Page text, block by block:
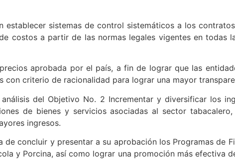
establecer sistemas de control sistemáticos a los
costos a partir de las normas legales vigentes en todas
aprobada por el país, a fin de lograr que las
con criterio de racionalidad para lograr una mayor
del Objetivo No. 2 Incrementar y diversificar los
de bienes y servicios asociadas al sector
ingresos.
de concluir y presentar a su aprobación los Programas de
y Porcina, así como lograr una promoción más efectiva